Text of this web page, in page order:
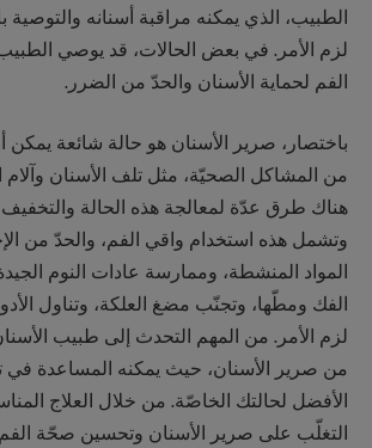
الطبيب، الذي يمكنه مراقبة أسنانه والتوصية
لزم الأمر. في بعض الحالات، قد يوصي
الفم لحماية الأسنان والحدّ من الضرر.
باختصار، صرير الأسنان هو حالة شائعة
من المشاكل الصحيّة، مثل تلف الأسنان وآلام
هناك طرق عدّة لمعالجة هذه الحالة
وتشمل هذه استخدام واقي الفم، والحدّ من
المواد المنشطة، وممارسة عادات النوم
الفك ومطّها، وتجنّب مضغ العلكة، وتناول
لزم الأمر. من المهم التحدث إلى طبيب
من صرير الأسنان، حيث يمكنه المساعدة في
الأفضل لحالتك الخاصّة. من خلال العلاج
التغلّب على صرير الأسنان وتحسين صحّة